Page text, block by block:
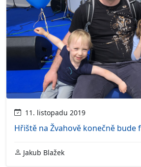
11. listopadu 2019
Hřiště na Žvahově konečně bude
Jakub Blažek